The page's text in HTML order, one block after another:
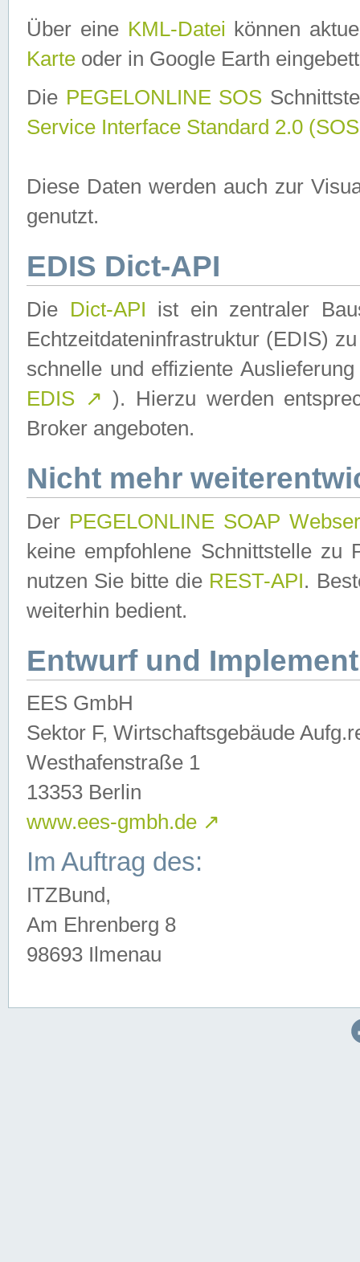
Über eine KML-Datei können
Karte oder in Google Earth
Die PEGELONLINE SOS
Service Interface Standard 2.0
Diese Daten werden auch zur
genutzt.
EDIS Dict-API
Die Dict-API ist ein zentraler
Echtzeitdateninfrastruktur (EDIS)
schnelle und effiziente
EDIS ↗ ). Hierzu werden
Broker angeboten.
Nicht mehr
Der PEGELONLINE SOAP
keine empfohlene Schnittstelle zu
nutzen Sie bitte die REST-API.
weiterhin bedient.
Entwurf und
EES GmbH
Sektor F, Wirtschaftsgebäude
Westhafenstraße 1
13353 Berlin
www.ees-gmbh.de ↗
Im Auftrag des:
ITZBund,
Am Ehrenberg 8
98693 Ilmenau